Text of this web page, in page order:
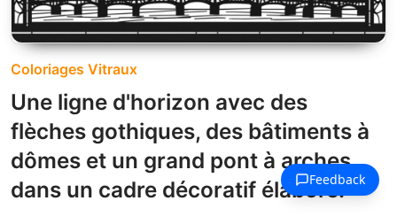
Coloriages Vitraux
Une ligne d'horizon avec des
flèches gothiques, des bâtiments à
dômes et un grand pont à arches
dans un cadre décoratif élaboré.